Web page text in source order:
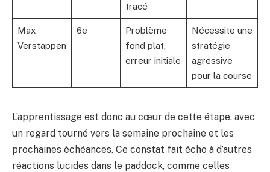
tracé
Max
Verstappen
6e
Problème
fond plat,
erreur initiale
Nécessite une
stratégie
agressive
pour la course
L’apprentissage est donc au cœur de cette étape, avec
un regard tourné vers la semaine prochaine et les
prochaines échéances. Ce constat fait écho à d’autres
réactions lucides dans le paddock, comme celles